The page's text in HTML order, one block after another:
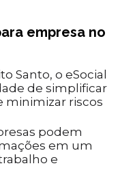
empresa no
Santo, o eSocial
de simplificar
minimizar riscos
podem
em um
e